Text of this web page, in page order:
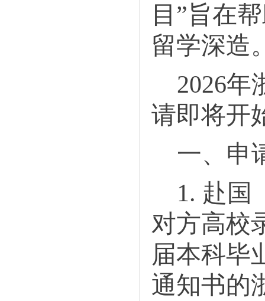
目”旨在
留学深造
2026年
请即将开
一、申
1. 赴国
对方高校
届本科毕
通知书的